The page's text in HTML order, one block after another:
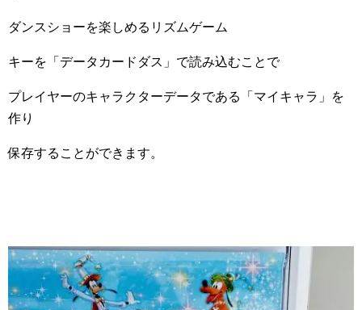
ダンスショーを楽しめるリズムゲーム
キーを「データカードダス」で読み込むことで
プレイヤーのキャラクターデータである「マイキャラ」を
作り
保存することができます。